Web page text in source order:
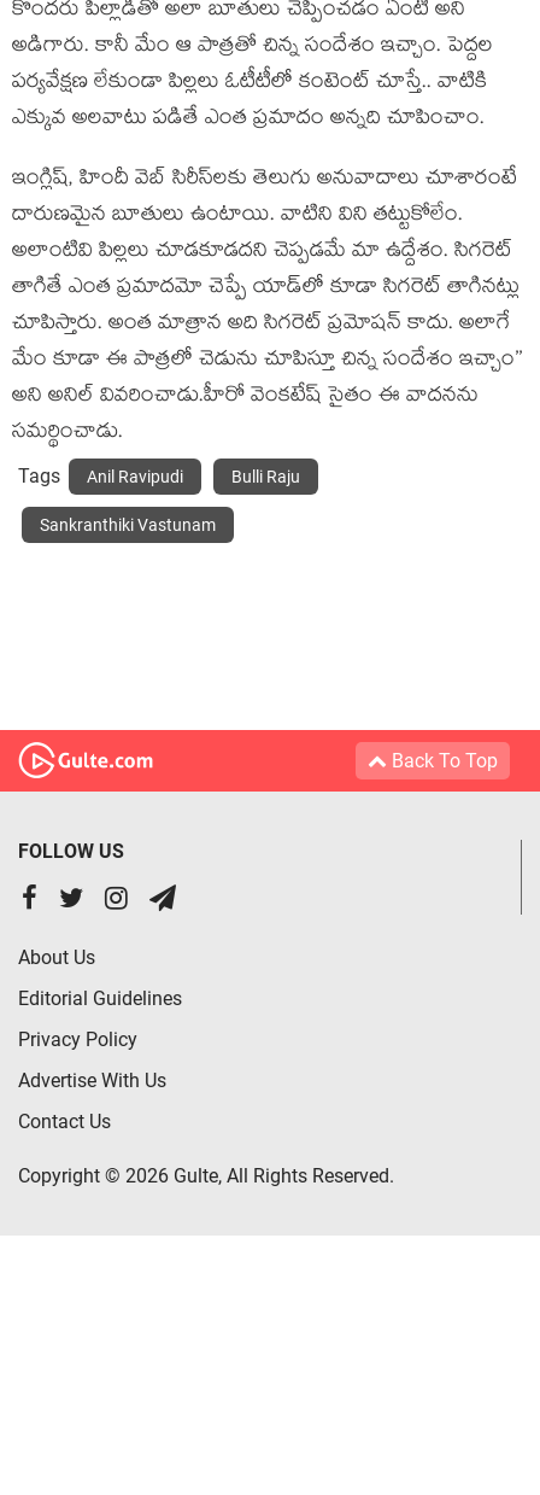
కొందరు పిల్లాడితో అలా బూతులు చెప్పించడం ఏంటి అని
అడిగారు. కానీ మేం ఆ పాత్రతో చిన్న సందేశం ఇచ్చాం. పెద్దల
పర్యవేక్షణ లేకుండా పిల్లలు ఓటీటీలో కంటెంట్ చూస్తే.. వాటికి
ఎక్కువ అలవాటు పడితే ఎంత ప్రమాదం అన్నది చూపించాం.
ఇంగ్లిష్, హిందీ వెబ్ సిరీస్‌లకు తెలుగు అనువాదాలు చూశారంటే
దారుణమైన బూతులు ఉంటాయి. వాటిని విని తట్టుకోలేం.
అలాంటివి పిల్లలు చూడకూడదని చెప్పడమే మా ఉద్దేశం. సిగరెట్
తాగితే ఎంత ప్రమాదమో చెప్పే యాడ్‌లో కూడా సిగరెట్ తాగినట్లు
చూపిస్తారు. అంత మాత్రాన అది సిగరెట్ ప్రమోషన్ కాదు. అలాగే
మేం కూడా ఈ పాత్రలో చెడును చూపిస్తూ చిన్న సందేశం ఇచ్చాం’’
అని అనిల్ వివరించాడు.హీరో వెంకటేష్ సైతం ఈ వాదనను
సమర్థించాడు.
Tags Anil Ravipudi Bulli Raju
Sankranthiki Vastunam
Back To Top
FOLLOW US
About Us
Editorial Guidelines
Privacy Policy
Advertise With Us
Contact Us
Copyright © 2026 Gulte, All Rights Reserved.